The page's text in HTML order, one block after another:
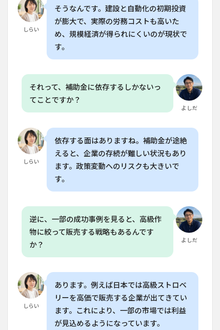
くら
い
か？
収益
性を
高め
るに
れば
いい
か？
6.4
の現
状
は？
Q. 垂
直農
将来
はど
のよ
しらい
そうなんです。建設と自動化の初期投資
が膨大で、実際の労務コストも高いた
め、規模経済が得られにくいのが現状で
す。
よしだ
それって、補助金に依存するしかないっ
てことですか？
しらい
依存する面はありますね。補助金が途絶
えると、企業の存続が難しい状況もあり
ます。政策変動へのリスクも大きいで
す。
よしだ
逆に、一部の成功事例を見ると、高級作
物に絞って販売する戦略もあるんです
か？
しらい
あります。例えば日本では高級ストロベ
リーを高価で販売する企業が出てきてい
ます。これにより、一部の市場では利益
が見込めるようになっています。